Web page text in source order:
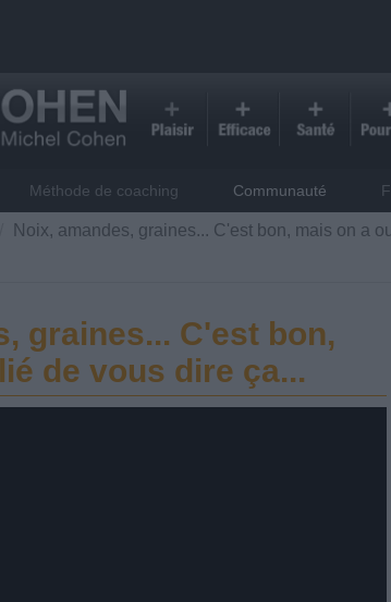
Méthode de coaching Communauté
Noix, amandes, graines... C'est bon, mais on a
graines... C'est bon,
de vous dire ça...